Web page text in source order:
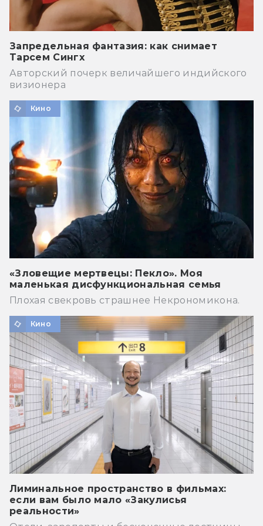
Запредельная фантазия: как снимает
Тарсем Сингх
Авторский почерк величайшего индийского
визионера
Кино
«Зловещие мертвецы: Пекло». Моя
маленькая дисфункциональная семья
Плохая свекровь страшнее Некрономикона.
Кино
Лиминальное пространство в фильмах:
если вам было мало «Закулисья
реальности»